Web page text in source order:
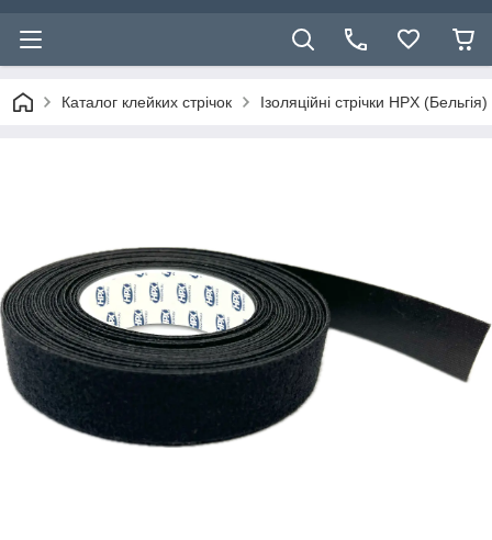
Каталог клейких стрічок Ізоляційні стрічки HPX (Бельгія)